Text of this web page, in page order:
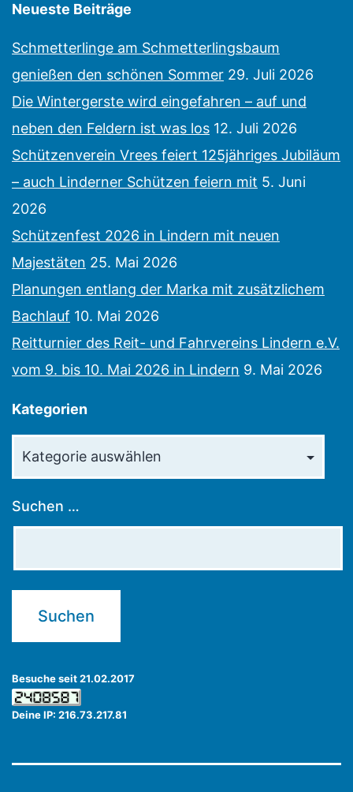
Neueste Beiträge
Schmetterlinge am Schmetterlingsbaum
genießen den schönen Sommer 29. Juli 2026
Die Wintergerste wird eingefahren – auf und
neben den Feldern ist was los 12. Juli 2026
Schützenverein Vrees feiert 125jähriges Jubiläum
– auch Linderner Schützen feiern mit 5. Juni
2026
Schützenfest 2026 in Lindern mit neuen
Majestäten 25. Mai 2026
Planungen entlang der Marka mit zusätzlichem
Bachlauf 10. Mai 2026
Reitturnier des Reit- und Fahrvereins Lindern e.V.
vom 9. bis 10. Mai 2026 in Lindern 9. Mai 2026
Kategorien
Suchen …
Besuche seit 21.02.2017
Deine IP: 216.73.217.81